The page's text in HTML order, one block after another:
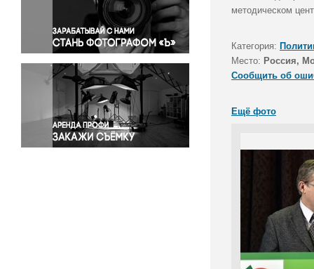
Правосудие
Происшествия и конфликты
Религия
Светская жизнь
Спорт
Экология
Экономика и бизнес
методическом
Категория:
Место: Россия,
Сообщить об
Ещё фото